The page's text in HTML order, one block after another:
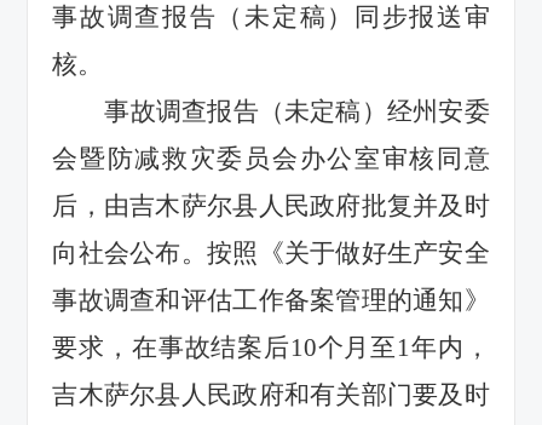
事故调查报告（未定稿）同步报送审
核。
事故调查报告（未定稿）经州安委
会暨防减救灾委员会办公室审核同意
后，由吉木萨尔县人民政府批复并及时
向社会公布。按照《关于做好生产安全
事故调查和评估工作备案管理的通知》
要求，在事故结案后10个月至1年内，
吉木萨尔县人民政府和有关部门要及时